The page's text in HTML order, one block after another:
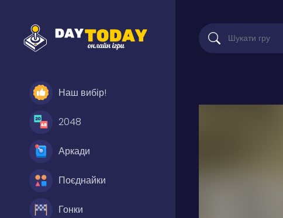
Наш вибір!
2048
Аркади
Поєднайки
Гонки